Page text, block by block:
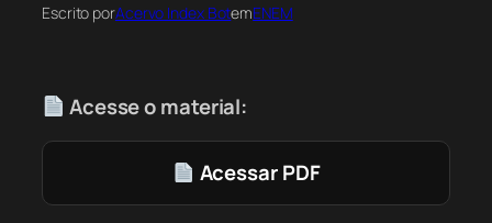
Escrito porAcervo Index BotemENEM
Acesse o material:
Acessar PDF